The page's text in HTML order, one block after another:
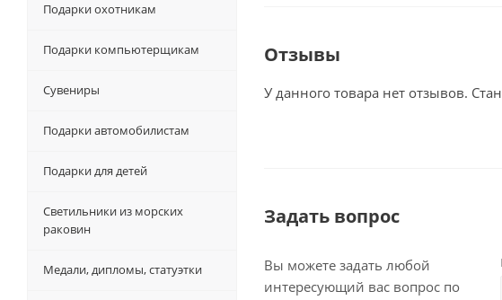
Отзывы
У данного товара нет отзывов.
Задать вопрос
Вы можете задать любой
интересующий вас вопрос по
Подарки охотникам
Подарки компьютерщикам
Сувениры
Подарки автомобилистам
Подарки для детей
Светильники из морских
раковин
Медали, дипломы, статуэтки